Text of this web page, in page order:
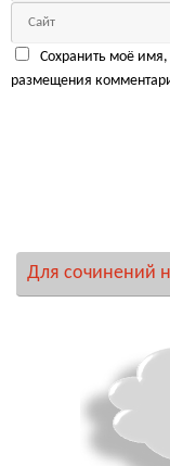
Сохранить моё имя,
размещения
Для сочинений